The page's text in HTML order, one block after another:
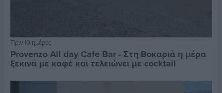
Πριν 10 ημέρες
Provenzo All day Cafe Bar - Στη Βοκαριά η μέρα
ξεκινά με καφέ και τελειώνει με cocktail